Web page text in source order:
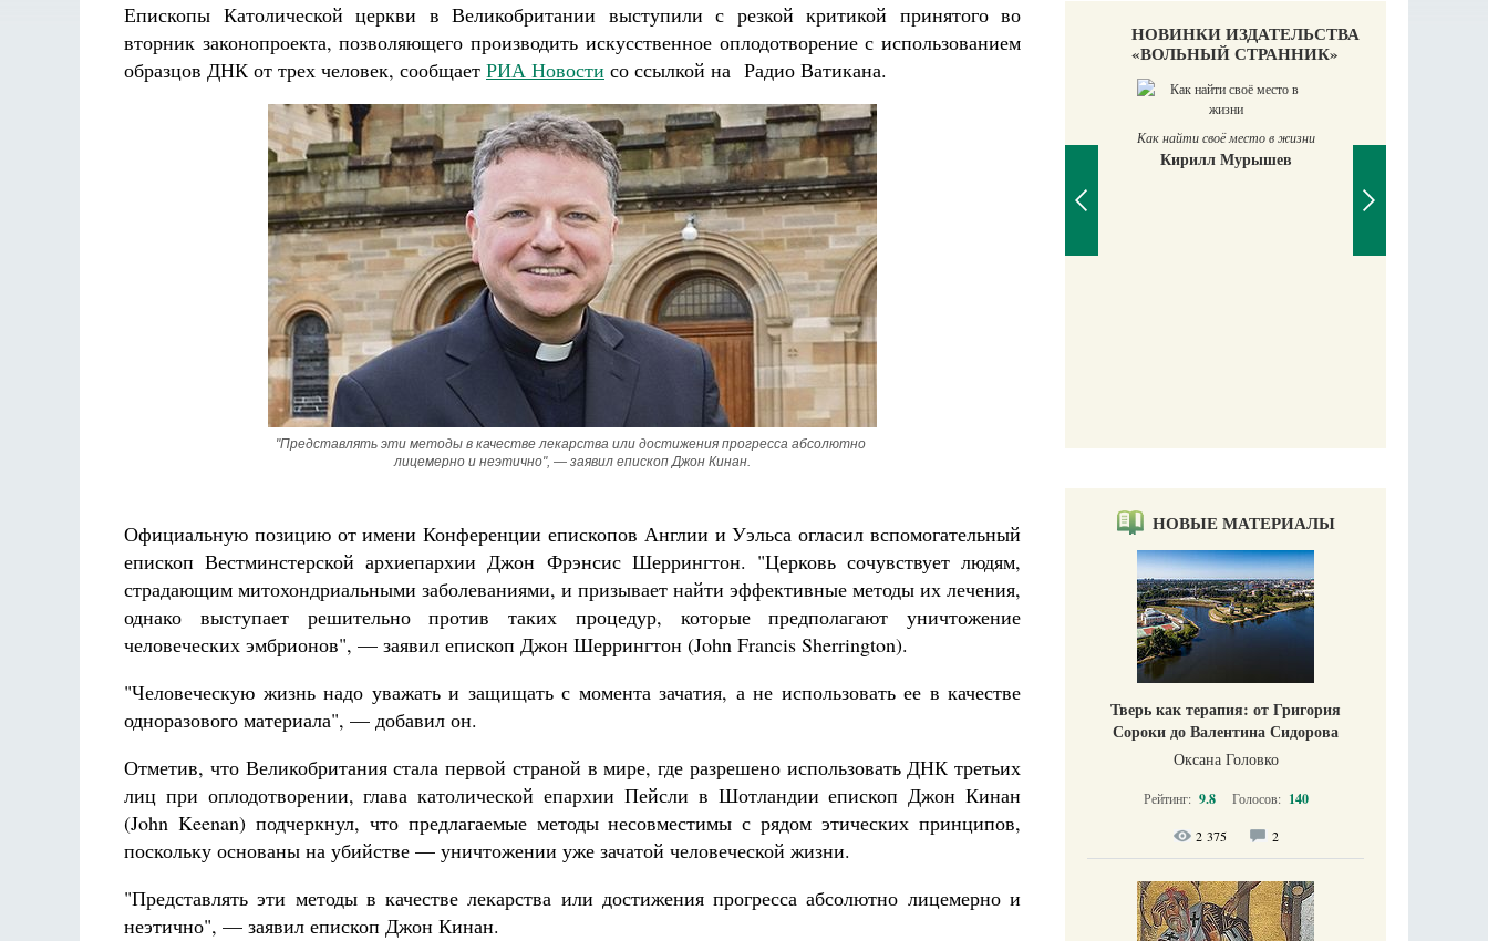
Епископы Католической церкви в Великобритании выступили с резкой критикой принятого во
вторник законопроекта, позволяющего производить искусственное оплодотворение с использованием
образцов ДНК от трех человек, сообщает РИА Новости со ссылкой на Радио Ватикана.
"Представлять эти методы в качестве лекарства или достижения прогресса абсолютно
лицемерно и неэтично", — заявил епископ Джон Кинан.
Официальную позицию от имени Конференции епископов Англии и Уэльса огласил вспомогательный
епископ Вестминстерской архиепархии Джон Фрэнсис Шеррингтон. "Церковь сочувствует людям,
страдающим митохондриальными заболеваниями, и призывает найти эффективные методы их лечения,
однако выступает решительно против таких процедур, которые предполагают уничтожение
человеческих эмбрионов", — заявил епископ Джон Шеррингтон (John Francis Sherrington).
"Человеческую жизнь надо уважать и защищать с момента зачатия, а не использовать ее в качестве
одноразового материала", — добавил он.
Отметив, что Великобритания стала первой страной в мире, где разрешено использовать ДНК третьих
лиц при оплодотворении, глава католической епархии Пейсли в Шотландии епископ Джон Кинан
(John Keenan) подчеркнул, что предлагаемые методы несовместимы с рядом этических принципов,
поскольку основаны на убийстве — уничтожении уже зачатой человеческой жизни.
"Представлять эти методы в качестве лекарства или достижения прогресса абсолютно лицемерно и
неэтично", — заявил епископ Джон Кинан.
НОВИНКИ ИЗДАТЕЛЬСТВА
«ВОЛЬНЫЙ СТРАННИК»
Как найти своё место в жизни
Кирилл Мурышев
НОВЫЕ МАТЕРИАЛЫ
Тверь как терапия: от Григория
Сороки до Валентина Сидорова
Оксана Головко
Рейтинг: 9.8 Голосов: 140
2 375 2